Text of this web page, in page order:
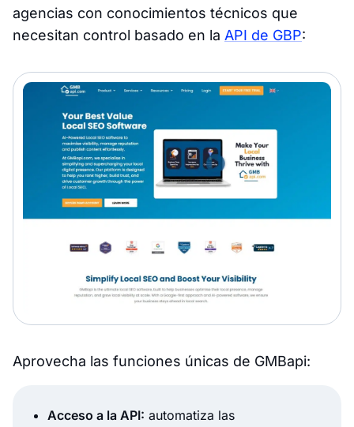
agencias con conocimientos técnicos que
necesitan control basado en la API de GBP:
Aprovecha las funciones únicas de GMBapi:
Acceso a la API: automatiza las